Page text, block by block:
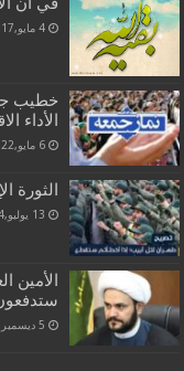
4 مايو,2017
خطيب
الأداء
6 مايو,2022
الثورة
13 يوليو,2024
الأمين
5 ديسمبر,2023